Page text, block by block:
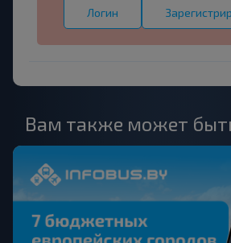
Логин
Вам также может